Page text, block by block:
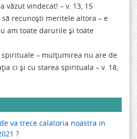
văzut vindecat! – v. 13, 15
să recunoşti meritele altora – e
am toate darurile şi toate
spirituale – mulţumirea nu are de
ci şi cu starea spirituala – v. 18,
va trece calatoria noastra in
?